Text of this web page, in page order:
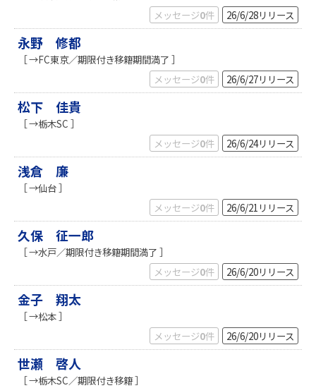
メッセージ0件 26/6/28リリース
永野 修都
［ →FC東京／期限付き移籍期間満了 ］
メッセージ0件 26/6/27リリース
松下 佳貴
［ →栃木SC ］
メッセージ0件 26/6/24リリース
浅倉 廉
［ →仙台 ］
メッセージ0件 26/6/21 リリース
久保 征一郎
［ →水戸／期限付き移籍期間満了 ］
メッセージ0件 26/6/20リリース
金子 翔太
［ →松本 ］
メッセージ0件 26/6/20リリース
世瀬 啓人
［ →栃木SC／期限付き移籍 ］